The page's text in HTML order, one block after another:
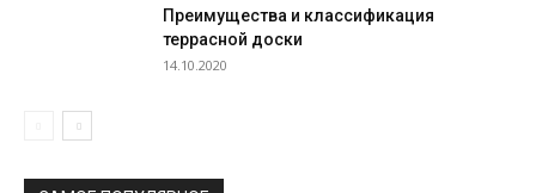
Преимущества и классификация
террасной доски
14.10.2020